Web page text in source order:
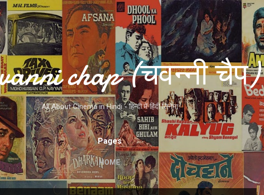
Skip to main content
chap (चवन्नी चैप)
All About Cinema in Hindi - हिन्दी में हिंदी सिनेमा
Pages
HOME